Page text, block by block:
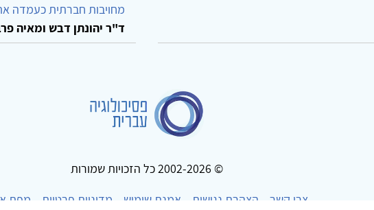
מחויבות חברתית כעמדה
ד"ר יהונתן דבש ומאיה
© 2002-2026 כל הזכויות שמורות
צרו קשר
הצהרת נגישות אמנת שימוש מדיניות פרטיות מפת